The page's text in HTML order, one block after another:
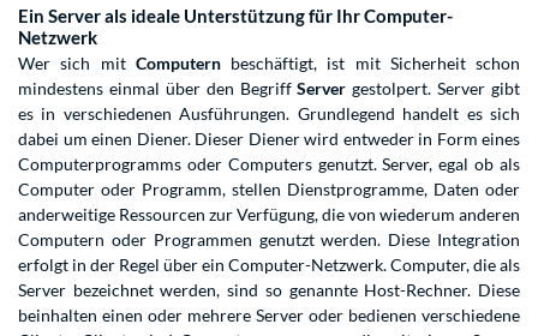
Ein Server als ideale Unterstützung für Ihr Computer-
Netzwerk
Wer sich mit Computernbeschäftigt, ist mit Sicherheit schon
mindestens einmal über den BegriffServer gestolpert. Server gibt
es in verschiedenen Ausführungen. Grundlegend handelt es sich
dabei um einen Diener. Dieser Diener wird entweder in Form eines
Computerprogramms oder Computers genutzt. Server, egal ob als
Computer oder Programm, stellen Dienstprogramme, Daten oder
anderweitige Ressourcen zur Verfügung, die von wiederum anderen
Computern oder Programmen genutzt werden. Diese Integration
erfolgt in der Regel über ein Computer-Netzwerk. Computer, die als
Server bezeichnet werden, sind so genannte Host-Rechner. Diese
beinhalten einen oder mehrere Server oder bedienen verschiedene